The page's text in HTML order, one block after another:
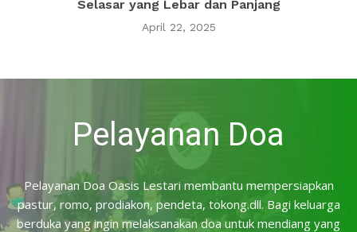
Selasar yang Lebar dan Panjang
April 22, 2025
Pelayanan Doa
Pelayanan Doa Oasis Lestari membantu mempersiapkan
pastur, romo, prodiakon, pendeta, tokong.dll. Bagi keluarga
berduka yang ingin melaksanakan doa untuk mendiang yang